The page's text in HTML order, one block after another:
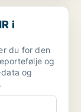
[...
i
du for den
og
og